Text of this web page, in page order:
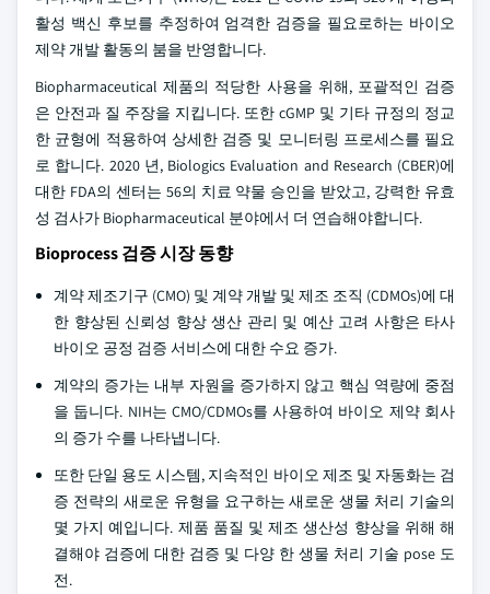
활성 백신 후보를 추정하여 엄격한 검증을 필요로하는 바이오
제약 개발 활동의 붐을 반영합니다.
Biopharmaceutical 제품의 적당한 사용을 위해, 포괄적인 검증
은 안전과 질 주장을 지킵니다. 또한 cGMP 및 기타 규정의 정교
한 균형에 적용하여 상세한 검증 및 모니터링 프로세스를 필요
로 합니다. 2020 년, Biologics Evaluation and Research (CBER)에
대한 FDA의 센터는 56의 치료 약물 승인을 받았고, 강력한 유효
성 검사가 Biopharmaceutical 분야에서 더 연습해야합니다.
Bioprocess 검증 시장 동향
계약 제조기구 (CMO) 및 계약 개발 및 제조 조직 (CDMOs)에 대
한 향상된 신뢰성 향상 생산 관리 및 예산 고려 사항은 타사
바이오 공정 검증 서비스에 대한 수요 증가.
계약의 증가는 내부 자원을 증가하지 않고 핵심 역량에 중점
을 둡니다. NIH는 CMO/CDMOs를 사용하여 바이오 제약 회사
의 증가 수를 나타냅니다.
또한 단일 용도 시스템, 지속적인 바이오 제조 및 자동화는 검
증 전략의 새로운 유형을 요구하는 새로운 생물 처리 기술의
몇 가지 예입니다. 제품 품질 및 제조 생산성 향상을 위해 해
결해야 검증에 대한 검증 및 다양 한 생물 처리 기술 pose 도
전.